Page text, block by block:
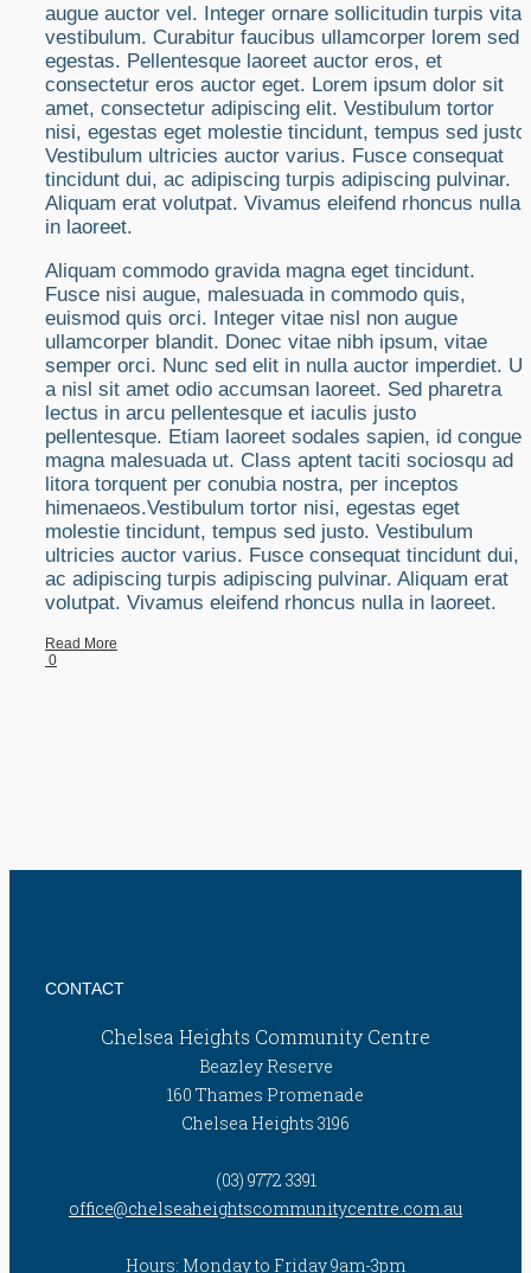
augue auctor vel. Integer ornare sollicitudin turpis vitae
vestibulum. Curabitur faucibus ullamcorper lorem sed
egestas. Pellentesque laoreet auctor eros, et
consectetur eros auctor eget. Lorem ipsum dolor sit
amet, consectetur adipiscing elit. Vestibulum tortor
nisi, egestas eget molestie tincidunt, tempus sed justo.
Vestibulum ultricies auctor varius. Fusce consequat
tincidunt dui, ac adipiscing turpis adipiscing pulvinar.
Aliquam erat volutpat. Vivamus eleifend rhoncus nulla
in laoreet.
Aliquam commodo gravida magna eget tincidunt.
Fusce nisi augue, malesuada in commodo quis,
euismod quis orci. Integer vitae nisl non augue
ullamcorper blandit. Donec vitae nibh ipsum, vitae
semper orci. Nunc sed elit in nulla auctor imperdiet. Ut
a nisl sit amet odio accumsan laoreet. Sed pharetra
lectus in arcu pellentesque et iaculis justo
pellentesque. Etiam laoreet sodales sapien, id congue
magna malesuada ut. Class aptent taciti sociosqu ad
litora torquent per conubia nostra, per inceptos
himenaeos.Vestibulum tortor nisi, egestas eget
molestie tincidunt, tempus sed justo. Vestibulum
ultricies auctor varius. Fusce consequat tincidunt dui,
ac adipiscing turpis adipiscing pulvinar. Aliquam erat
volutpat. Vivamus eleifend rhoncus nulla in laoreet.
Read More
0
CONTACT
Chelsea Heights Community Centre
Beazley Reserve
160 Thames Promenade
Chelsea Heights 3196
(03) 9772 3391
office@chelseaheightscommunitycentre.com.au
Hours: Monday to Friday 9am-3pm